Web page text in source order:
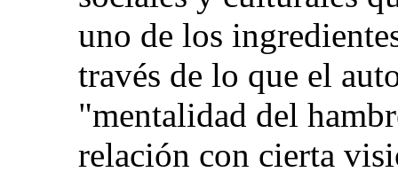
uno de los
través de lo que el
"mentalidad del
relación con cierta